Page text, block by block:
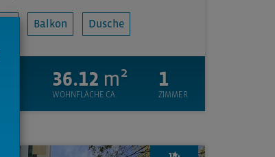
Balkon Dusche
36.12 m²
WOHNFLÄCHE CA.
1
ZIMMER